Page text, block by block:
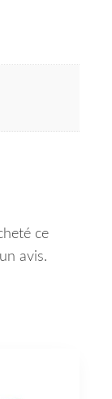
ce
avis.